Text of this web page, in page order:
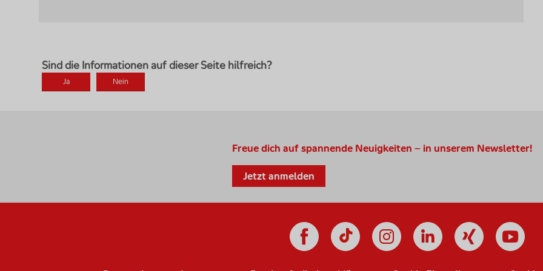
Freue dich auf spannende Neuigkeiten – in unserem Newsletter!
Jetzt anmelden
Social Media
Facebook
TikTok Kanal
Instagram
Linkedin
Xing